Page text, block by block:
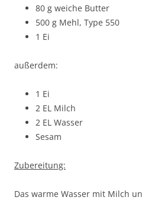
80 g weiche Butter
500 g Mehl, Type 550
1 Ei
außerdem:
1 Ei
2 EL Milch
2 EL Wasser
Sesam
Zubereitung:
Das warme Wasser mit Milch